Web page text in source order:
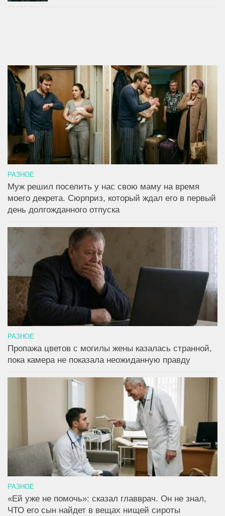
РАЗНОЕ
Муж решил поселить у нас свою маму на время
моего декрета. Сюрприз, который ждал его в первый
день долгожданного отпуска
РАЗНОЕ
Пропажа цветов с могилы жены казалась странной,
пока камера не показала неожиданную правду
РАЗНОЕ
«Ей уже не помочь»: сказал главврач. Он не знал,
ЧТО его сын найдет в вещах нищей сироты